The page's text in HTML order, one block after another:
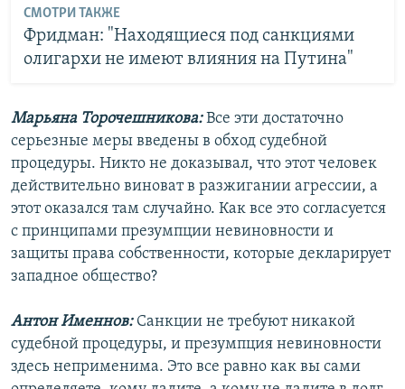
СМОТРИ ТАКЖЕ
Фридман: "Находящиеся под санкциями
олигархи не имеют влияния на Путина"
Марьяна Торочешникова:Все эти достаточно
серьезные меры введены в обход судебной
процедуры. Никто не доказывал, что этот человек
действительно виноват в разжигании агрессии, а
этот оказался там случайно. Как все это согласуется
с принципами презумпции невиновности и
защиты права собственности, которые декларирует
западное общество?
Антон Именнов:Санкции не требуют никакой
судебной процедуры, и презумпция невиновности
здесь неприменима. Это все равно как вы сами